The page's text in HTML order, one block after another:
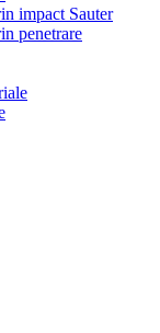
impact Sauter
penetrare